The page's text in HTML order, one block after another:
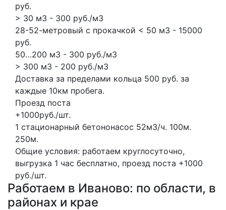
руб.
> 30 м3 - 300 руб./м3
28-52-метровый с прокачкой < 50 м3 - 15000
руб.
50…200 м3 - 300 руб./м3
> 300 м3 - 200 руб./м3
Доставка за пределами кольца 500 руб. за
каждые 10км пробега.
Проезд поста
+1000руб./шт.
1 стационарный бетононасос 52м3/ч. 100м.
250м.
Общие условия: работаем круглосуточно,
выгрузка 1 час бесплатно, проезд поста +1000
руб./шт.
Работаем в Иваново: по области, в
районах и крае